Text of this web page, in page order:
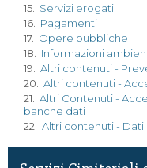
15. Servizi erogati
16. Pagamenti
17. Opere pubbliche
18. Informazioni
19. Altri contenuti -
20. Altri contenuti -
21. Altri Contenuti -
banche dati
22. Altri contenuti - Dati